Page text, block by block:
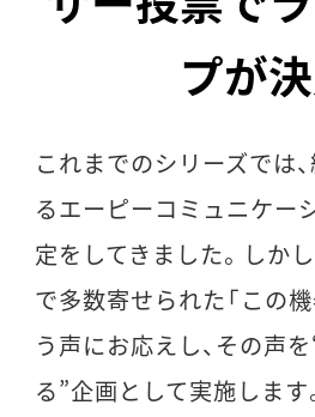
プが
これまでのシリーズでは
るエーピーコミュニケー
定をしてきました。しか
で多数寄せられた「この
う声にお応えし、その声
る”企画として実施します